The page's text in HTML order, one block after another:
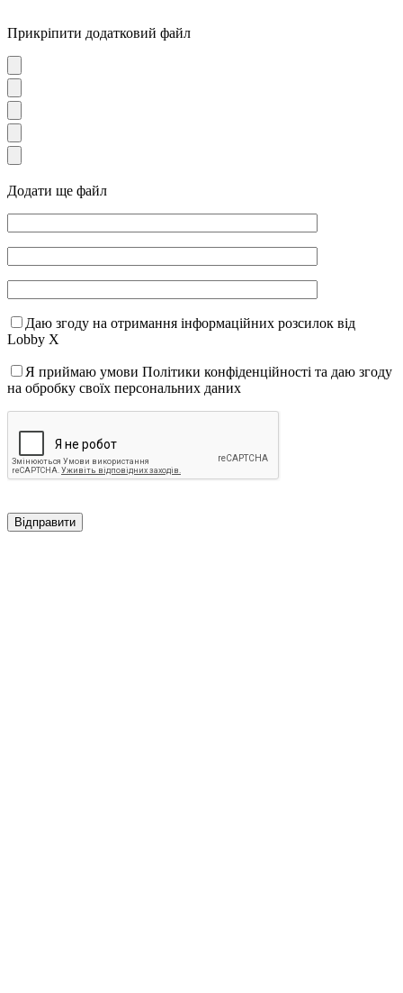
Прикріпити додатковий файл
Додати ще файл
Даю згоду на отримання інформаційних розсилок від
Lobby X
Я приймаю умови Політики конфіденційності та даю згоду
на обробку своїх персональних даних